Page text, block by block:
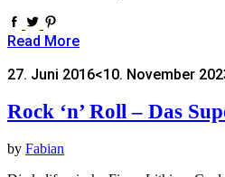
Read More
27. Juni 2016<10. November
Rock ‘n’ Roll – Das
by Fabian